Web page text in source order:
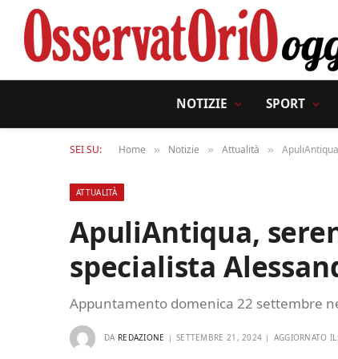
NOTIZIE SPORT
SEI SU: Home » Notizie » Attualità »
ATTUALITÀ
ApuliAntiqua,
specialista
Appuntamento domenica 22 settembre
DA REDAZIONE SETTEMBRE 21, 2024 AGGIORNATO IL: